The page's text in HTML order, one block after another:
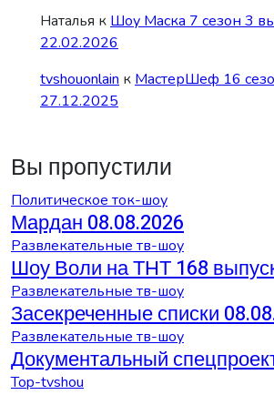
Наталья к Шоу Маска 7 сезон 3
22.02.2026
tvshouonlain к МастерШеф 16
27.12.2025
Вы пропустили
Политическое ток-шоу
Мардан 08.08.2026
Развлекательные тв-шоу
Шоу Воли на ТНТ 168
Развлекательные тв-шоу
Засекреченные списки
Развлекательные тв-шоу
Документальный
Top-tvshou